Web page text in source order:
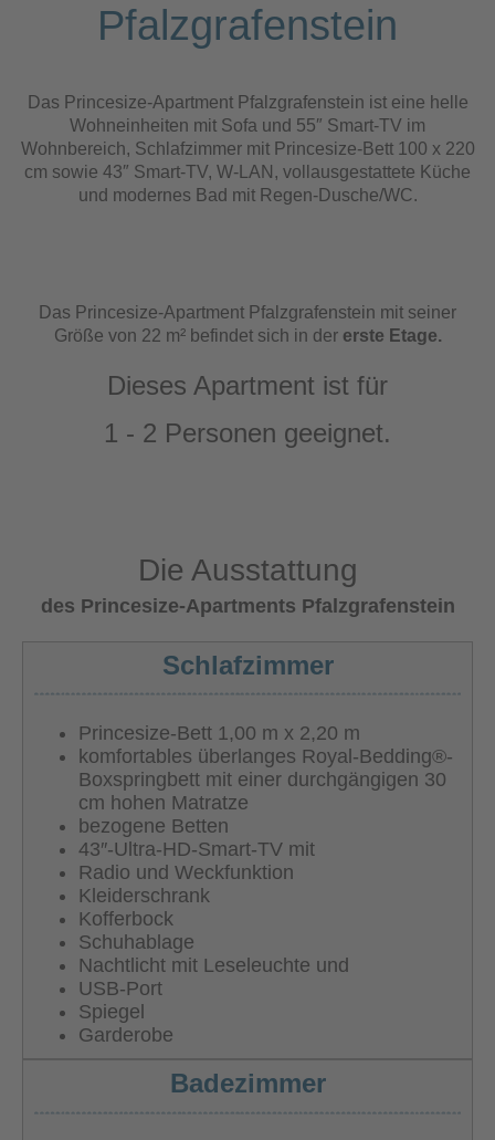
Pfalzgrafenstein
Das Princesize-Apartment Pfalzgrafenstein ist eine helle
Wohneinheiten mit Sofa und 55″ Smart-TV im
Wohnbereich, Schlafzimmer mit Princesize-Bett 100 x 220
cm sowie 43″ Smart-TV, W-LAN, vollausgestattete Küche
und modernes Bad mit Regen-Dusche/WC.
Das Princesize-Apartment Pfalzgrafenstein mit seiner
Größe von 22 m² befindet sich in der erste Etage.
Dieses Apartment ist für
1 - 2 Personen geeignet.
Die Ausstattung
des Princesize-Apartments Pfalzgrafenstein
Schlafzimmer
Princesize-Bett 1,00 m x 2,20 m
komfortables überlanges Royal-Bedding®-
Boxspringbett mit einer durchgängigen 30
cm hohen Matratze
bezogene Betten
43″-Ultra-HD-Smart-TV mit
Radio und Weckfunktion
Kleiderschrank
Kofferbock
Schuhablage
Nachtlicht mit Leseleuchte und
USB-Port
Spiegel
Garderobe
Badezimmer